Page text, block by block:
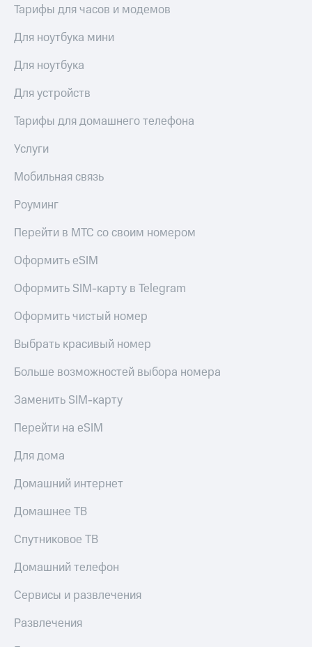
Тарифы для часов и модемов
Для ноутбука мини
Для ноутбука
Для устройств
Тарифы для домашнего телефона
Услуги
Мобильная связь
Роуминг
Перейти в МТС со своим номером
Оформить eSIM
Оформить SIM-карту в Telegram
Оформить чистый номер
Выбрать красивый номер
Больше возможностей выбора номера
Заменить SIM-карту
Перейти на eSIM
Для дома
Домашний интернет
Домашнее ТВ
Спутниковое ТВ
Домашний телефон
Сервисы и развлечения
Развлечения